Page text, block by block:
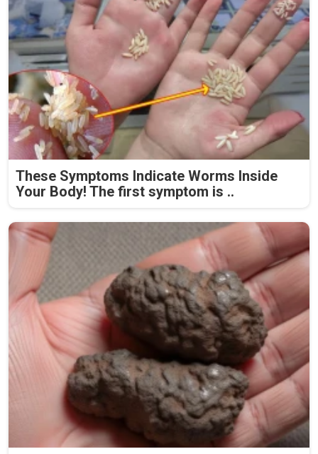
These Symptoms Indicate Worms Inside
Your Body! The first symptom is ..